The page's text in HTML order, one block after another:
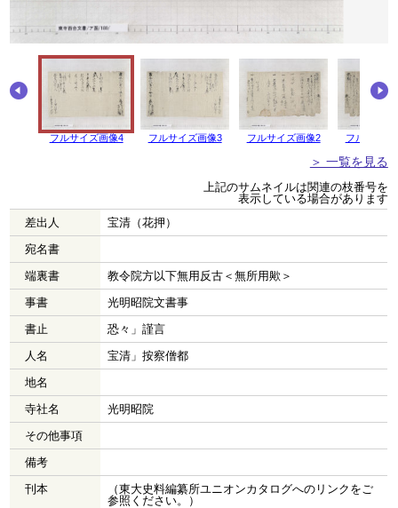
フルサイズ画像4 フルサイズ画像3 フルサイズ画像2 フルサイズ
＞ 一覧を見る
上記のサムネイルは関連の枝番号を
表示している場合があります
差出人
宝清（花押）
宛名書
端裏書
教令院方以下無用反古＜無所用歟＞
事書
光明昭院文書事
書止
恐々」謹言
人名
宝清」按察僧都
地名
寺社名
光明昭院
その他事項
備考
刊本
（東大史料編纂所ユニオンカタログへのリンクをご
参照ください。）